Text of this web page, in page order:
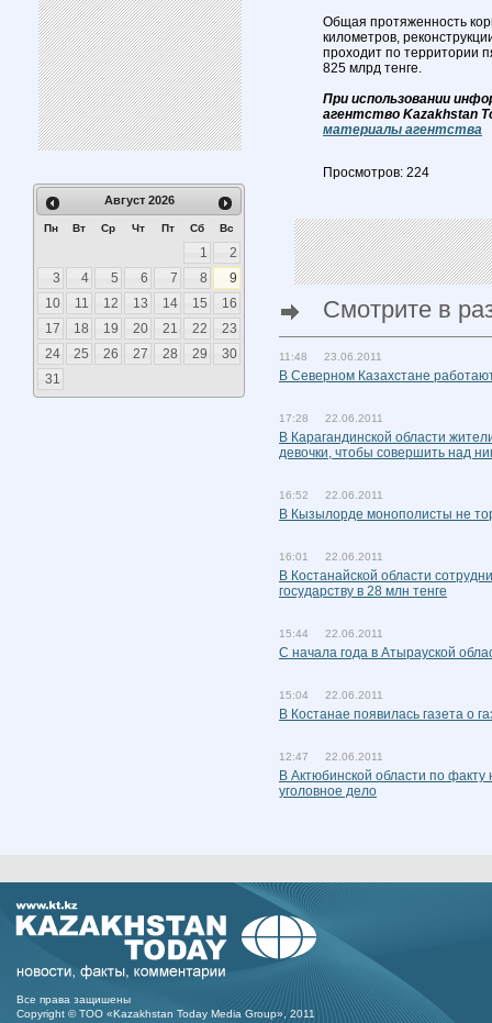
Август 2026
Пн Вт Ср Чт Пт Сб Вс
1
2
3
4 5 6 7 8
9
10
11 12 13 14 15
16
17
18 19 20 21 22
23
24
25 26 27 28 29
30
31
Общая протяженность
километров,
проходит по территории
825 млрд тенге.
При использовании
агентство Kazakhstan
материалы агентства
Просмотров: 224
Смотрите в
11:48 23.06.2011
В Северном Казахстане
17:28 22.06.2011
В Карагандинской области
девочки, чтобы совершить над
16:52 22.06.2011
В Кызылорде монополисты не
16:01 22.06.2011
В Костанайской области
государству в 28 млн тенге
15:44 22.06.2011
С начала года в Атырауской
15:04 22.06.2011
В Костанае появилась газета о
12:47 22.06.2011
В Актюбинской области по
уголовное дело
Все права защишены
Copyright © ТОО «Kazakhstan Today Media Group», 2011